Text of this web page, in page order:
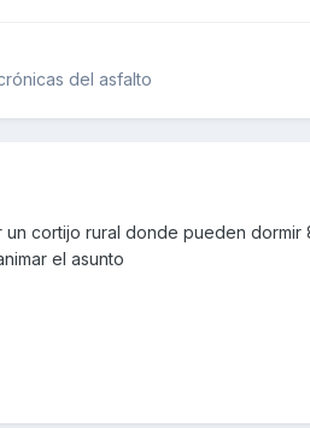
del asfalto
cortijo rural donde pueden dormir
el asunto